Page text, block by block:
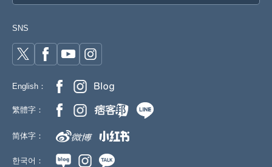
SNS
English：
繁體字：
简体字：
한국어：